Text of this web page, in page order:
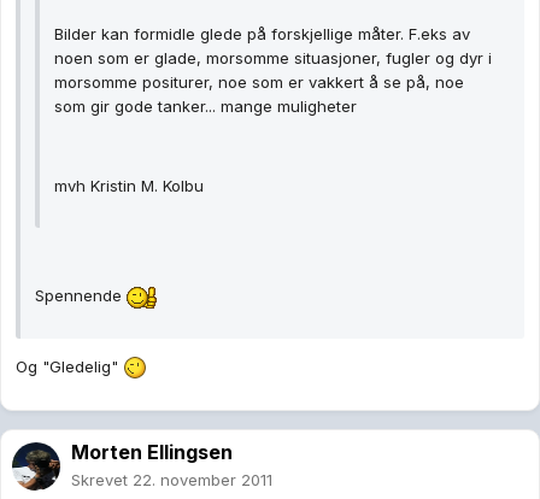
Bilder kan formidle glede på forskjellige måter. F.eks av
noen som er glade, morsomme situasjoner, fugler og dyr i
morsomme positurer, noe som er vakkert å se på, noe
som gir gode tanker... mange muligheter
mvh Kristin M. Kolbu
Spennende
Og "Gledelig"
Morten Ellingsen
Skrevet 22. november 2011